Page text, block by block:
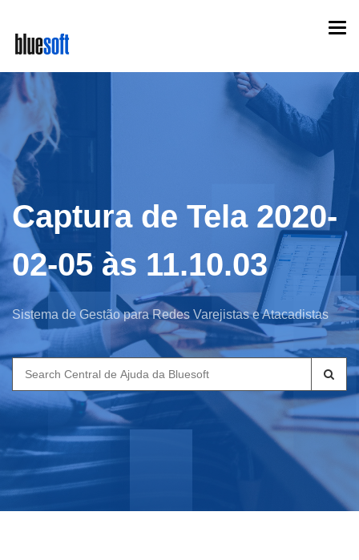
main
content
Captura de Tela 2020-
02-05 às 11.10.03
Sistema de Gestão para Redes Varejistas e Atacadistas
Search
for: